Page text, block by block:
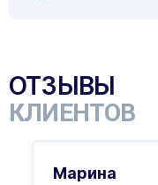
ОТЗЫВЫ
КЛИЕНТОВ
Марина